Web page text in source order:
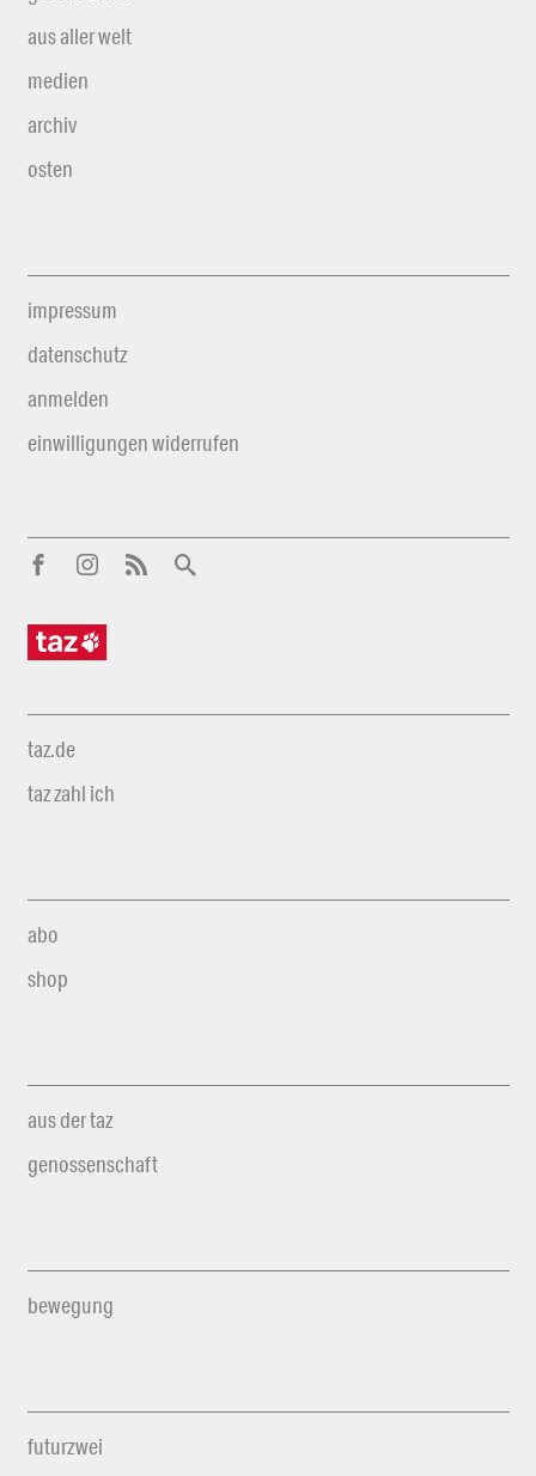
aus aller welt
medien
archiv
osten
impressum
datenschutz
anmelden
einwilligungen widerrufen
taz.de
taz zahl ich
abo
shop
aus der taz
genossenschaft
bewegung
futurzwei